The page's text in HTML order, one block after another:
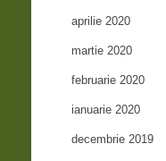
aprilie 2020
martie 2020
februarie 2020
ianuarie 2020
decembrie 2019